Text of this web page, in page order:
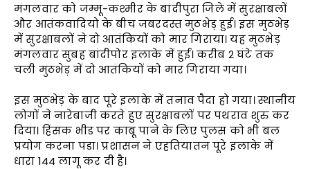
मंगलवार को जम्मू-कश्मीर के बांदीपुरा जिले में सुरक्षाबलों
और आतंकवादियो के बीच जबरदस्त मुठभेड़ हुई। इस मुठभेड़
में सुरक्षाबलों ने दो आतंकियों को मार गिराया। यह मुठभेड़
मंगलवार सुबह बांदीपोर इलाके में हुई। करीब 2 घंटे तक
चली मुठभेड़ में दो आतंकियों को मार गिराया गया।
इस मुठभेड़ के बाद पूरे इलाके में तनाव पैदा हो गया। स्थानीय
लोगों ने नारेबाजी करते हुए सुरक्षाबलों पर पथराव शुरु कर
दिया। हिंसक भीड पर काबू पाने के लिए पुलस को भी बल
प्रयोग करना पडा। प्रशासन ने एहतियातन पूरे इलाके में
धारा 144 लागू कर दी है।